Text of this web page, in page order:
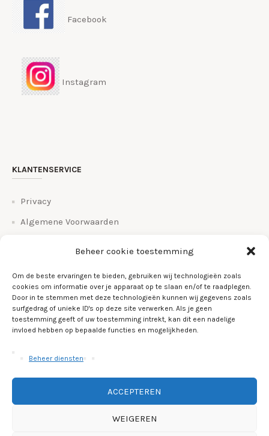
Beheer cookie toestemming
Om de beste ervaringen te bieden, gebruiken wij technologieën zoals
cookies om informatie over je apparaat op te slaan en/of te raadplegen.
Door in te stemmen met deze technologieën kunnen wij gegevens zoals
surfgedrag of unieke ID's op deze site verwerken. Als je geen
toestemming geeft of uw toestemming intrekt, kan dit een nadelige
invloed hebben op bepaalde functies en mogelijkheden.
Beheer diensten
ACCEPTEREN
WEIGEREN
Facebook
Instagram
KLANTENSERVICE
Privacy
Algemene Voorwaarden
Veelgestelde vragen
Over Ons
Links